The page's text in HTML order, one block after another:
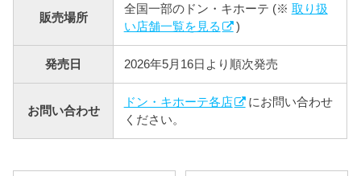
販売場所
全国一部のドン・キホーテ (※ 取り扱
い店舗一覧を見る
)
発売日 2026年5月16日より順次発売
お問い合わせ
ドン・キホーテ各店
にお問い合わせ
ください。